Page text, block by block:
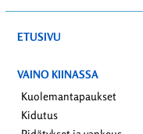
ETUSIVU
VAINO KIINASSA
Kuolemantapaukset
Kidutus